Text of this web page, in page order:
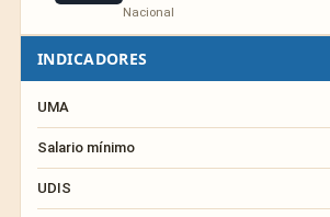
Nacional
INDICADORES
UMA
Salario mínimo
UDIS